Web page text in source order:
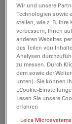
und
verantwortlich.
Ruhestand.
mit seiner
Wir und unsere
Technologien sowie
stellen, wie z. B. Ihre
verbessern, Ihnen
anderen Websites
das Teilen von
Analysen
zu messen. Durch
dem sowie der
unten). Sie können
„Cookie-
Lesen Sie unsere
erfahren
Leica